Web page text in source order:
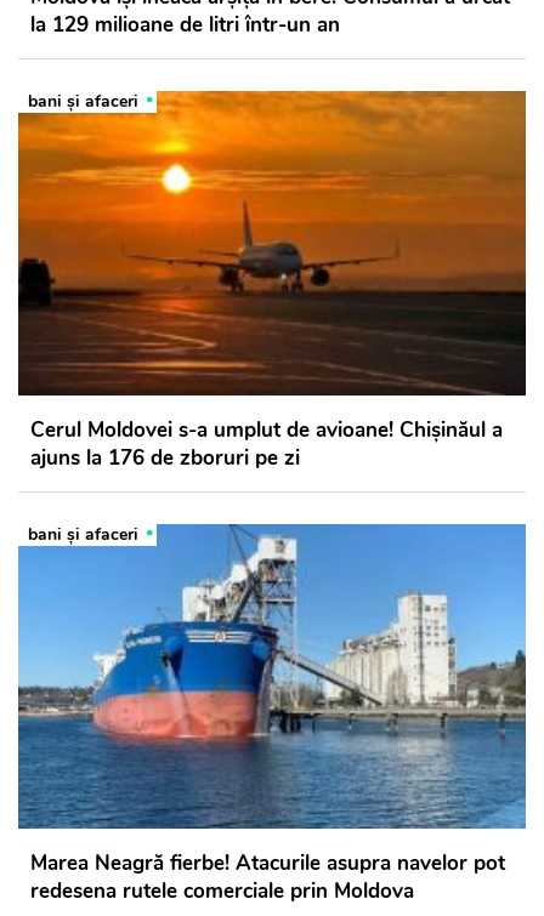
la 129 milioane de litri într-un an
bani și afaceri
Cerul Moldovei s-a umplut de avioane! Chișinăul a
ajuns la 176 de zboruri pe zi
bani și afaceri
Marea Neagră fierbe! Atacurile asupra navelor pot
redesena rutele comerciale prin Moldova